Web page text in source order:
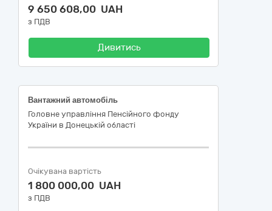
9 650 608,00 UAH
з ПДВ
Дивитись
Вантажний автомобіль
Головне управління Пенсійного фонду
України в Донецькій області
Очікувана вартість
1 800 000,00 UAH
з ПДВ